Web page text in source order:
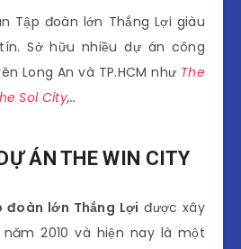
Tập đoàn lớn Thắng Lợi giàu
Sở hữu nhiều dự án công
Long An và TP.HCM như The
Sol City,..
ÁN THE WIN CITY
lớn Thắng Lợi được xây
2010 và hiện nay là một